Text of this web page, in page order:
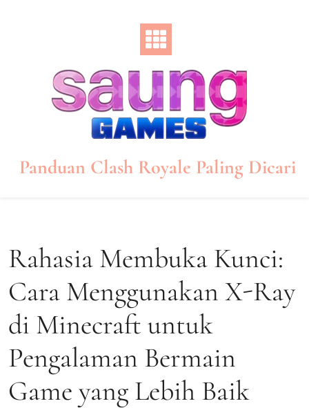
Panduan Clash Royale Paling Dicari
Rahasia Membuka Kunci:
Cara Menggunakan X-Ray
di Minecraft untuk
Pengalaman Bermain
Game yang Lebih Baik